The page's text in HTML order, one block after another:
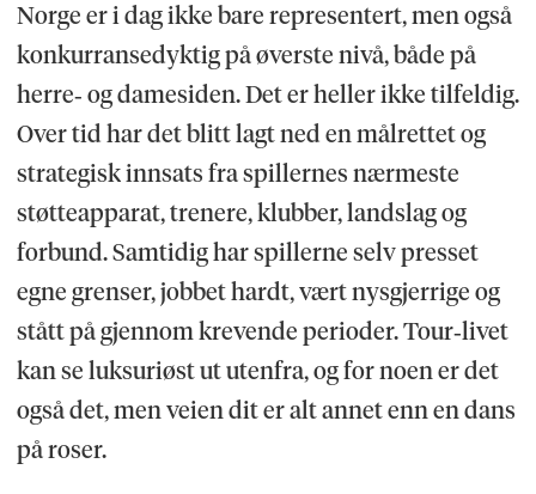
Norge er i dag ikke bare representert, men også
konkurransedyktig på øverste nivå, både på
herre‑ og damesiden. Det er heller ikke tilfeldig.
Over tid har det blitt lagt ned en målrettet og
strategisk innsats fra spillernes nærmeste
støtteapparat, trenere, klubber, landslag og
forbund. Samtidig har spillerne selv presset
egne grenser, jobbet hardt, vært nysgjerrige og
stått på gjennom krevende perioder. Tour‑livet
kan se luksuriøst ut utenfra, og for noen er det
også det, men veien dit er alt annet enn en dans
på roser.